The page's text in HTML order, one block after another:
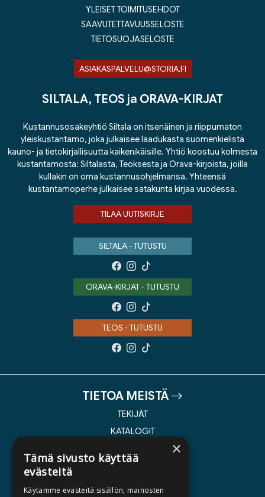
YLEISET TOIMITUSEHDOT
SAAVUTETTAVUUSSELOSTE
TIETOSUOJASELOSTE
ASIAKASPALVELU@STORIA.FI
SILTALA, TEOS ja ORAVA-KIRJAT
Kustannusosakeyhtiö Siltala on itsenäinen ja riippumaton
yleiskustantamo, joka julkaisee laadukasta suomenkielistä
kauno- ja tietokirjallisuutta kaikenikäisille. Yhtiö koostuu kolmesta
kustantamosta: Siltalasta, Teoksesta ja Orava-kirjoista, joilla
kullakin on oma kustannusohjelmansa. Yhteensä
kustantamoperhe julkaisee satakunta kirjaa vuodessa.
TILAA UUTISKIRJE
SILTALA - TUTUSTU
ORAVA-KIRJAT - TUTUSTU
TEOS - TUTUSTU
TIETOA MEISTÄ
TEKIJÄT
KATALOGIT
×
Tämä sivusto käyttää
evästeitä
Käytämme evästeitä sisällön, mainosten